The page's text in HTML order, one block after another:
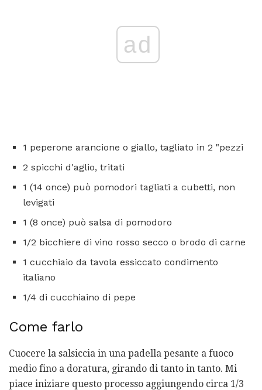
ad
1 peperone arancione o giallo, tagliato in 2 "pezzi
2 spicchi d'aglio, tritati
1 (14 once) può pomodori tagliati a cubetti, non
levigati
1 (8 once) può salsa di pomodoro
1/2 bicchiere di vino rosso secco o brodo di carne
1 cucchiaio da tavola essiccato condimento
italiano
1/4 di cucchiaino di pepe
Come farlo
Cuocere la salsiccia in una padella pesante a fuoco
medio fino a doratura, girando di tanto in tanto. Mi
piace iniziare questo processo aggiungendo circa 1/3